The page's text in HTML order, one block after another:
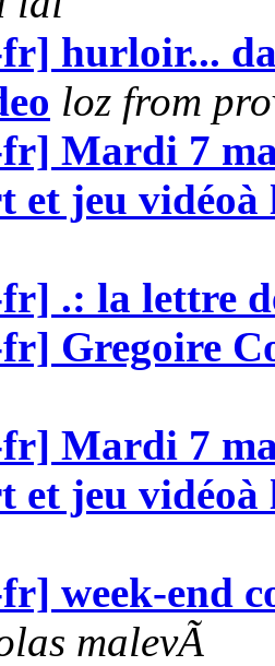
hurloir...
loz from
Mardi 7
et jeu vidéoà
.: la lettre
Gregoire
Mardi 7
et jeu vidéoà
week-end
malevÃ